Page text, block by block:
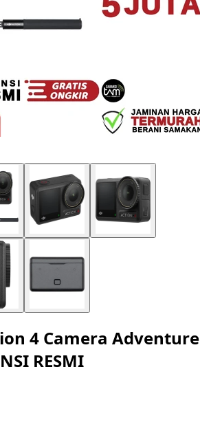
4 Camera Adventure
RESMI